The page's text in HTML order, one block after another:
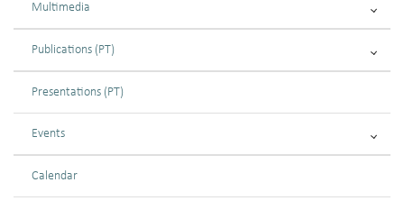
Multimedia
Publications (PT)
Presentations (PT)
Events
Calendar